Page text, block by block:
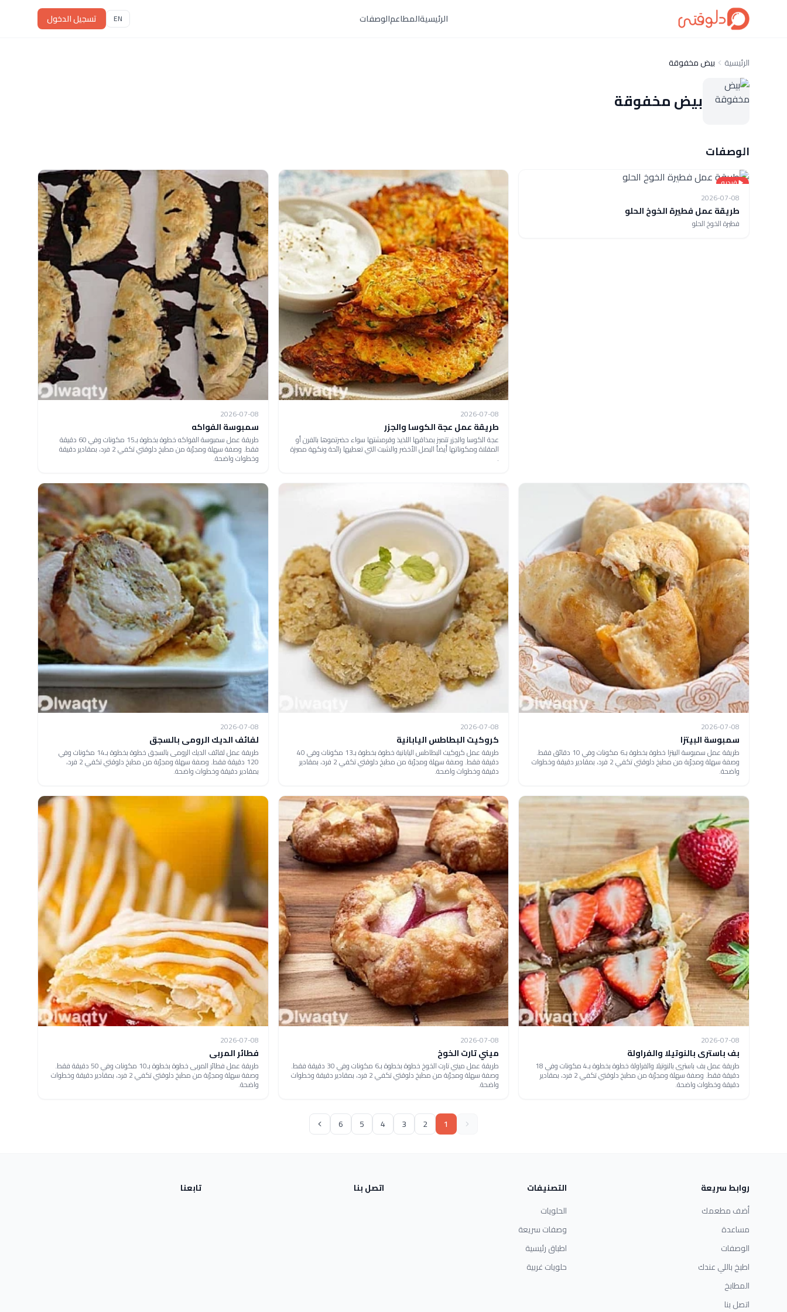
الرئيسيةالمطاعمالوصفات EN تسجيل الدخول
الرئيسية بيض مخفوقة
بيض مخفوقة
الوصفات
فيديو
2026-07-08
طريقة عمل فطيرة الخوخ الحلو
فطيرة الخوخ الحلو
2026-07-08
طريقة عمل عجة الكوسا والجزر
عجة الكوسا والجزر تتميز بمذاقها اللذيذ وقرمشتها سواء حضرتموها بالفرن أو
المقلاة ومكوناتها أيضاُ البصل الأخضر والشبت التي تعطيها رائحة ونكهة مميزة
.
2026-07-08
سمبوسة الفواكه
طريقة عمل سمبوسة الفواكه خطوة بخطوة بـ15 مكونات وفي 60 دقيقة
فقط. وصفة سهلة ومجرّبة من مطبخ دلوقتي تكفي 2 فرد، بمقادير دقيقة
وخطوات واضحة.
2026-07-08
سمبوسة البيتزا
طريقة عمل سمبوسة البيتزا خطوة بخطوة بـ6 مكونات وفي 10 دقائق فقط.
وصفة سهلة ومجرّبة من مطبخ دلوقتي تكفي 2 فرد، بمقادير دقيقة وخطوات
واضحة.
2026-07-08
كروكيت البطاطس اليابانية
طريقة عمل كروكيت البطاطس اليابانية خطوة بخطوة بـ13 مكونات وفي 40
دقيقة فقط. وصفة سهلة ومجرّبة من مطبخ دلوقتي تكفي 2 فرد، بمقادير
دقيقة وخطوات واضحة.
2026-07-08
لفائف الديك الرومى بالسجق
طريقة عمل لفائف الديك الرومى بالسجق خطوة بخطوة بـ14 مكونات وفي
120 دقيقة فقط. وصفة سهلة ومجرّبة من مطبخ دلوقتي تكفي 2 فرد،
بمقادير دقيقة وخطوات واضحة.
2026-07-08
بف باسترى بالنوتيلا والفراولة
طريقة عمل بف باسترى بالنوتيلا والفراولة خطوة بخطوة بـ4 مكونات وفي 18
دقيقة فقط. وصفة سهلة ومجرّبة من مطبخ دلوقتي تكفي 2 فرد، بمقادير
دقيقة وخطوات واضحة.
2026-07-08
ميني تارت الخوخ
طريقة عمل ميني تارت الخوخ خطوة بخطوة بـ6 مكونات وفي 30 دقيقة فقط.
وصفة سهلة ومجرّبة من مطبخ دلوقتي تكفي 2 فرد، بمقادير دقيقة وخطوات
واضحة.
2026-07-08
فطائر المربى
طريقة عمل فطائر المربى خطوة بخطوة بـ10 مكونات وفي 50 دقيقة فقط.
وصفة سهلة ومجرّبة من مطبخ دلوقتي تكفي 2 فرد، بمقادير دقيقة وخطوات
واضحة.
1
2
3
4
5
6
روابط سريعة
أضف مطعمك
مساعدة
الوصفات
اطبخ باللي عندك
المطابخ
اتصل بنا
التصنيفات
الحلويات
وصفات سريعة
اطباق رئيسية
حلويات غربية
اتصل بنا تابعنا